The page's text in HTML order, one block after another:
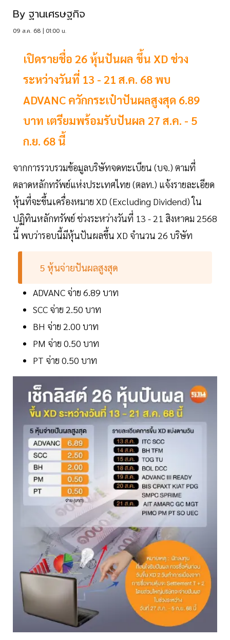
By ฐานเศรษฐกิจ
09 ส.ค. 68 | 01:00 น.
เปิดรายชื่อ 26 หุ้นปันผล ขึ้น XD ช่วง
ระหว่างวันที่ 13 - 21 ส.ค. 68 พบ
ADVANC ควักกระเป๋าปันผลสูงสุด 6.89
บาท เตรียมพร้อมรับปันผล 27 ส.ค. - 5
ก.ย. 68 นี้
จากการรวบรวมข้อมูลบริษัทจดทะเบียน (บจ.) ตามที่
ตลาดหลักทรัพย์แห่งประเทศไทย (ตลท.) แจ้งรายละเอียด
หุ้นที่จะขึ้นเครื่องหมาย XD (Excluding Dividend) ใน
ปฏิทินหลักทรัพย์ ช่วงระหว่างวันที่ 13 - 21 สิงหาคม 2568
นี้ พบว่ารอบนี้มีหุ้นปันผลขึ้น XD จำนวน 26 บริษัท
5 หุ้นจ่ายปันผลสูงสุด
ADVANC จ่าย 6.89 บาท
SCC จ่าย 2.50 บาท
BH จ่าย 2.00 บาท
PM จ่าย 0.50 บาท
PT จ่าย 0.50 บาท